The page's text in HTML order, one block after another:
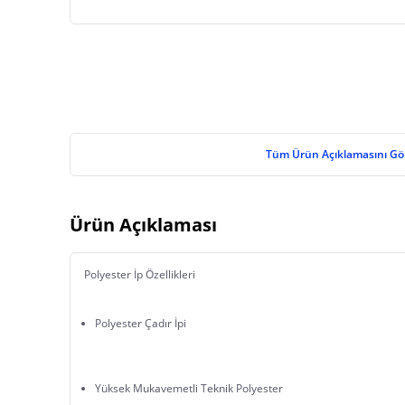
Tüm Ürün Açıklamasını
Ürün Açıklaması
Polyester İp Özellikleri
Polyester Çadır İpi
Yüksek Mukavemetli Teknik Polyester